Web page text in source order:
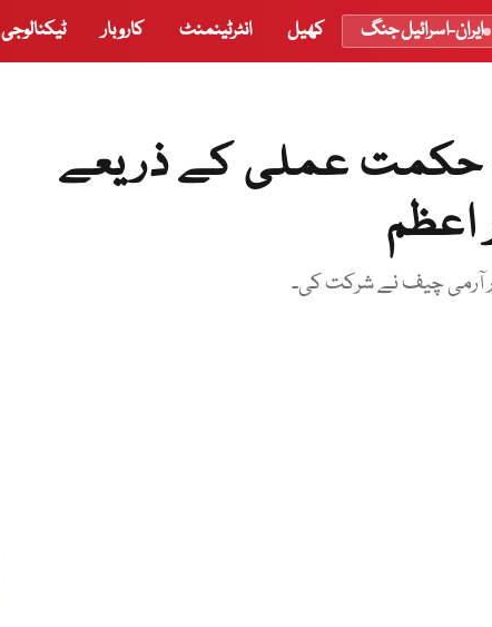
ایران-اسرائیل جنگ کھیل انٹرٹینمنٹ کاروبار ٹیکنالوجی
حکمت عملی کے ذریعے
آرمی چیف نے شرکت کی۔